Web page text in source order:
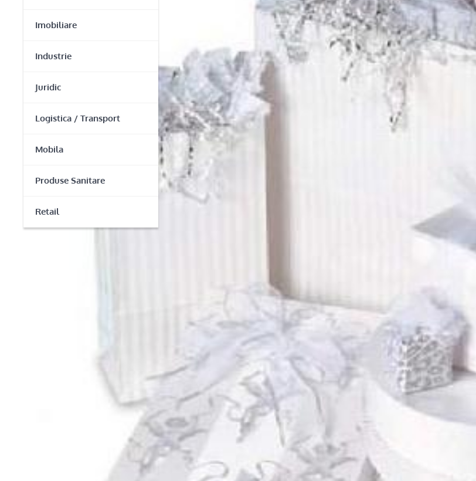
Imobiliare
Industrie
Juridic
Logistica / Transport
Mobila
Produse Sanitare
Retail